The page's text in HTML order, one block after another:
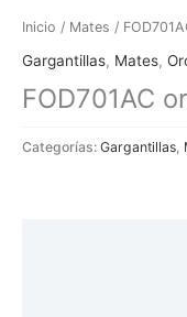
Inicio / Mates /
Gargantillas, Mates,
FOD701AC
Categorías: Gargantillas